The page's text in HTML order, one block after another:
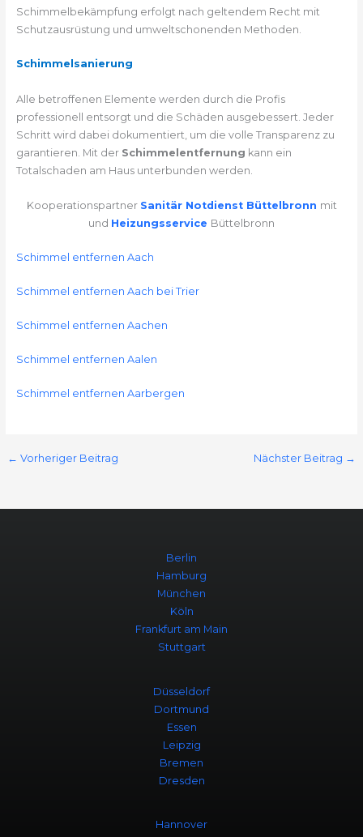
Schimmelbekämpfung erfolgt nach geltendem Recht mit
Schutzausrüstung und umweltschonenden Methoden.
Schimmelsanierung
Alle betroffenen Elemente werden durch die Profis
professionell entsorgt und die Schäden ausgebessert. Jeder
Schritt wird dabei dokumentiert, um die volle Transparenz zu
garantieren. Mit der Schimmelentfernung kann ein
Totalschaden am Haus unterbunden werden.
Kooperationspartner Sanitär Notdienst Büttelbronn mit
und Heizungsservice Büttelbronn
Schimmel entfernen Aach
Schimmel entfernen Aach bei Trier
Schimmel entfernen Aachen
Schimmel entfernen Aalen
Schimmel entfernen Aarbergen
← Vorheriger Beitrag Nächster Beitrag →
Berlin
Hamburg
München
Köln
Frankfurt am Main
Stuttgart
Düsseldorf
Dortmund
Essen
Leipzig
Bremen
Dresden
Hannover